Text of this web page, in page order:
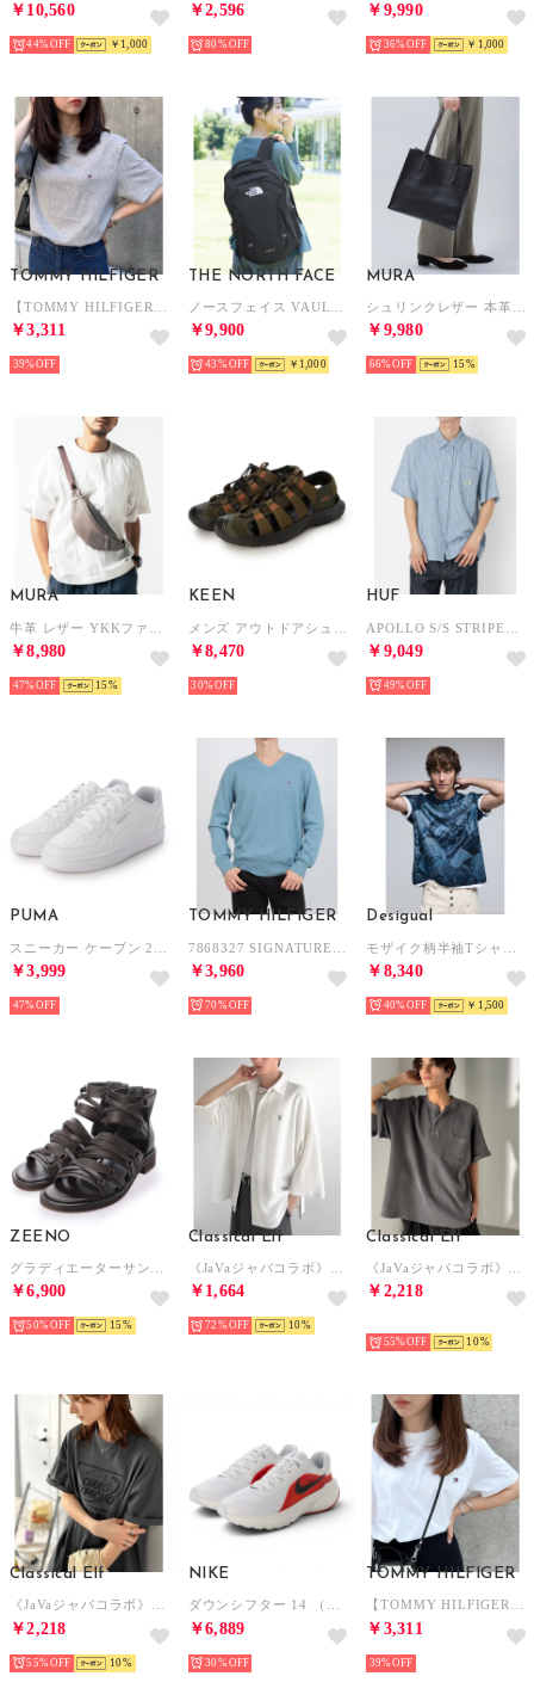
￥10,560
44% ￥1,000
￥2,596
80%
￥9,990
36% ￥1,000
TOMMY HILFIGER
￥3,311
39%
THE NORTH FACE
￥9,900
43% ￥1,000
MURA
￥9,980
66% 15
MURA
￥8,980
47% 15
KEEN
￥8,470
30%
HUF
￥9,049
49%
PUMA
￥3,999
47%
TOMMY HILFIGER
￥3,960
70%
Desigual
￥8,340
40% ￥1,500
ZEENO
￥6,900
50% 15
Classical Elf
￥1,664
72% 10
Classical Elf
￥2,218
55% 10
Classical Elf
《JaVaジャバコラボ》シンプル派にも推したい！綿100％グラフィック刺繍Tシャツ（半袖） （チャコール）
￥2,218
55% 10
NIKE
ダウンシフター 14 （ホワイト/ブラック サミットホワイト ブライトクリムゾン ライトクリムゾン）
￥6,889
30%
TOMMY HILFIGER
【TOMMY HILFIGER】トミーヒルフィガー / トップス 半袖 Tシャツ ビッグシルエット クルーネック ワンポイント 無地 ロゴ コットン100%
￥3,311
39%